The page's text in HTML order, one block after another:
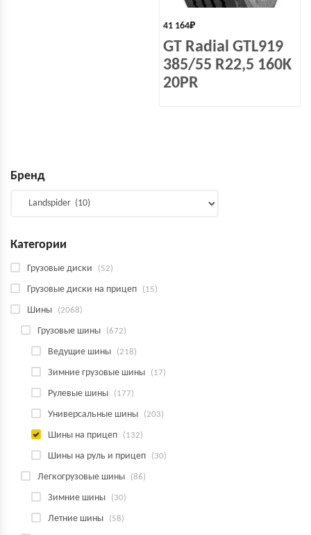
41 164₽
GT Radial GTL919
385/55 R22,5 160K
20PR
Бренд
Категории
Грузовые диски (52)
Грузовые диски на прицеп (15)
Шины (2068)
Грузовые шины (672)
Ведущие шины (218)
Зимние грузовые шины (17)
Рулевые шины (177)
Универсальные шины (203)
Шины на прицеп (132)
Шины на руль и прицеп (30)
Легкогрузовые шины (86)
Зимние шины (30)
Летние шины (58)